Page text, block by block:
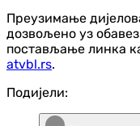
Преузимање
дозвољено уз
постављање линка
atvbl.rs.
Подијели: